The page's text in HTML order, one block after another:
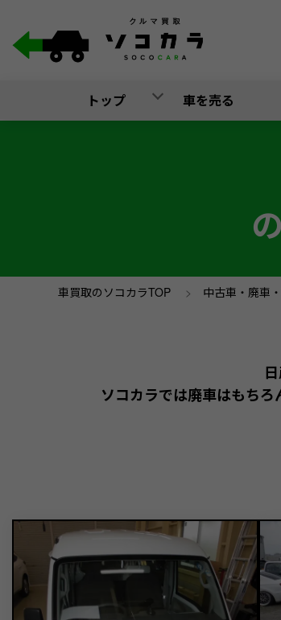
トップ 車を売る
車買取のソコカラTOP > 中古車・廃車
ソコカラでは廃車はもち